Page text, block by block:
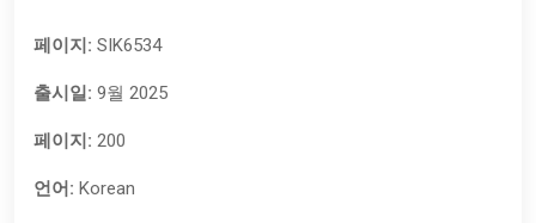
페이지: SIK6534
출시일: 9월 2025
페이지: 200
언어: Korean